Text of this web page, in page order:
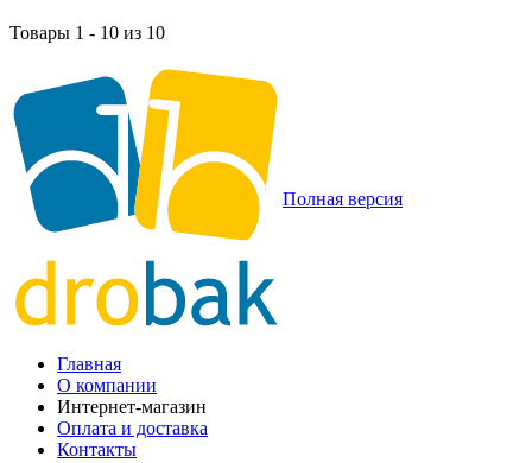
Товары 1 - 10 из 10
Полная версия
Главная
О компании
Интернет-магазин
Оплата и доставка
Контакты